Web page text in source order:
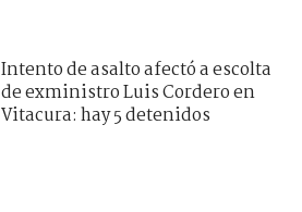
Intento de asalto afectó a escolta
de exministro Luis Cordero en
Vitacura: hay 5 detenidos